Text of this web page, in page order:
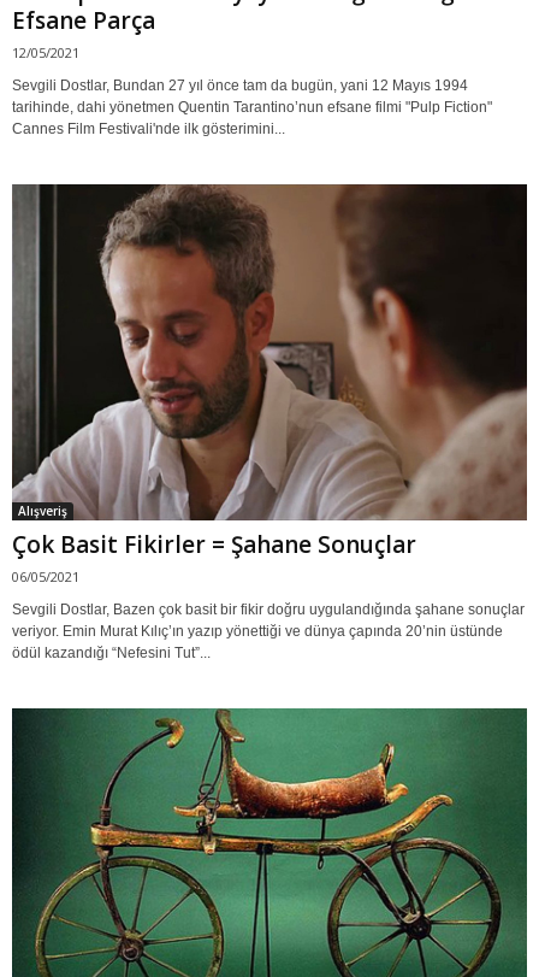
Efsane Parça
12/05/2021
Sevgili Dostlar, Bundan 27 yıl önce tam da bugün, yani 12 Mayıs 1994
tarihinde, dahi yönetmen Quentin Tarantino’nun efsane filmi "Pulp Fiction"
Cannes Film Festivali'nde ilk gösterimini...
Alışveriş
Çok Basit Fikirler = Şahane Sonuçlar
06/05/2021
Sevgili Dostlar, Bazen çok basit bir fikir doğru uygulandığında şahane sonuçlar
veriyor. Emin Murat Kılıç’ın yazıp yönettiği ve dünya çapında 20’nin üstünde
ödül kazandığı “Nefesini Tut”...